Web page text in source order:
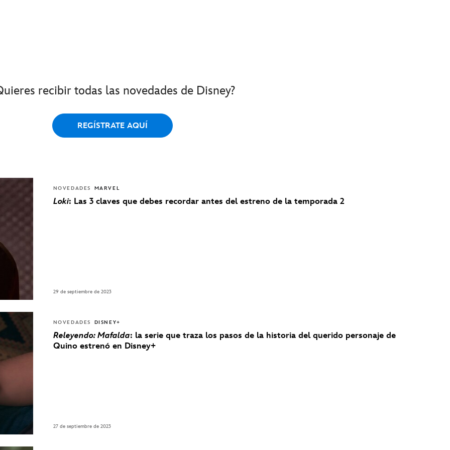
recibir todas las novedades de Disney?
REGÍSTRATE AQUÍ
NOVEDADES MARVEL
Loki: Las 3 claves que debes recordar antes del estreno de la temporada 2
29 de septiembre de 2023
NOVEDADES DISNEY+
Releyendo: Mafalda: la serie que traza los pasos de la historia del querido personaje de
Quino estrenó en Disney+
27 de septiembre de 2023